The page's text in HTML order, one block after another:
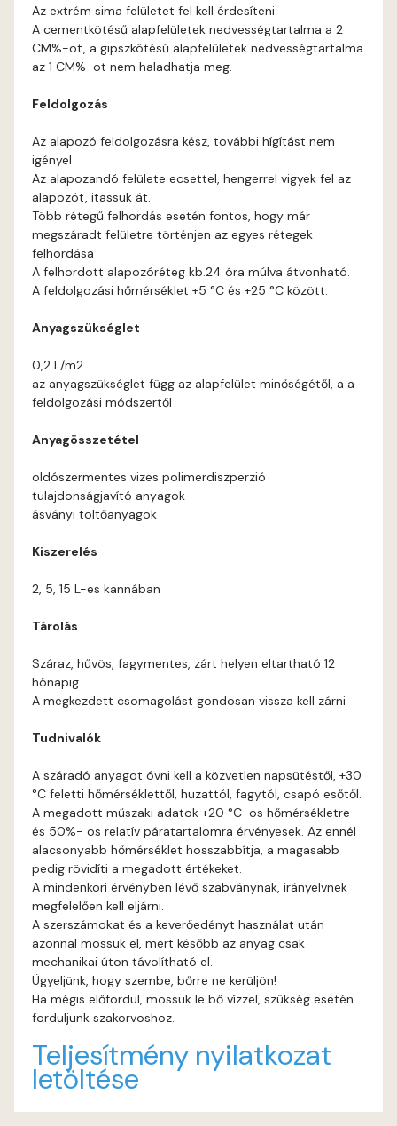
Brick C
Caramel B
Caramel C
Citrus B
Cobalt D
Egyptian orange D
Fig-brown C
Fig-brown D
Fir D
Gecco-green E
Gold-yellow D
Graphit C
Graphit D
Az extrém sima felületet fel kell érdesíteni.
A cementkötésű alapfelületek nedvességtartalma a 2
CM%-ot, a gipszkötésű alapfelületek nedvességtartalma
az 1 CM%-ot nem haladhatja meg.
Feldolgozás
Az alapozó feldolgozásra kész, további hígítást nem
igényel
Az alapozandó felülete ecsettel, hengerrel vigyek fel az
alapozót, itassuk át.
Több rétegű felhordás esetén fontos, hogy már
megszáradt felületre történjen az egyes rétegek
felhordása
A felhordott alapozóréteg kb.24 óra múlva átvonható.
A feldolgozási hőmérséklet +5 °C és +25 °C között.
Anyagszükséglet
0,2 L/m2
az anyagszükséglet függ az alapfelület minőségétől, a a
feldolgozási módszertől
Anyagösszetétel
oldószermentes vizes polimerdiszperzió
tulajdonságjavító anyagok
ásványi töltőanyagok
Kiszerelés
2, 5, 15 L-es kannában
Tárolás
Száraz, hűvös, fagymentes, zárt helyen eltartható 12
hónapig.
A megkezdett csomagolást gondosan vissza kell zárni
Tudnivalók
A száradó anyagot óvni kell a közvetlen napsütéstől, +30
°C feletti hőmérséklettől, huzattól, fagytól, csapó esőtől.
A megadott műszaki adatok +20 °C-os hőmérsékletre
és 50%- os relatív páratartalomra érvényesek. Az ennél
alacsonyabb hőmérséklet hosszabbítja, a magasabb
pedig rövidíti a megadott értékeket.
A mindenkori érvényben lévő szabványnak, irányelvnek
megfelelően kell eljárni.
A szerszámokat és a keverőedényt használat után
azonnal mossuk el, mert később az anyag csak
mechanikai úton távolítható el.
Ügyeljünk, hogy szembe, bőrre ne kerüljön!
Ha mégis előfordul, mossuk le bő vízzel, szükség esetén
forduljunk szakorvoshoz.
Teljesítmény nyilatkozat
letöltése